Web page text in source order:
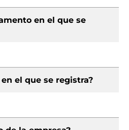
en el que se
el que se registra?